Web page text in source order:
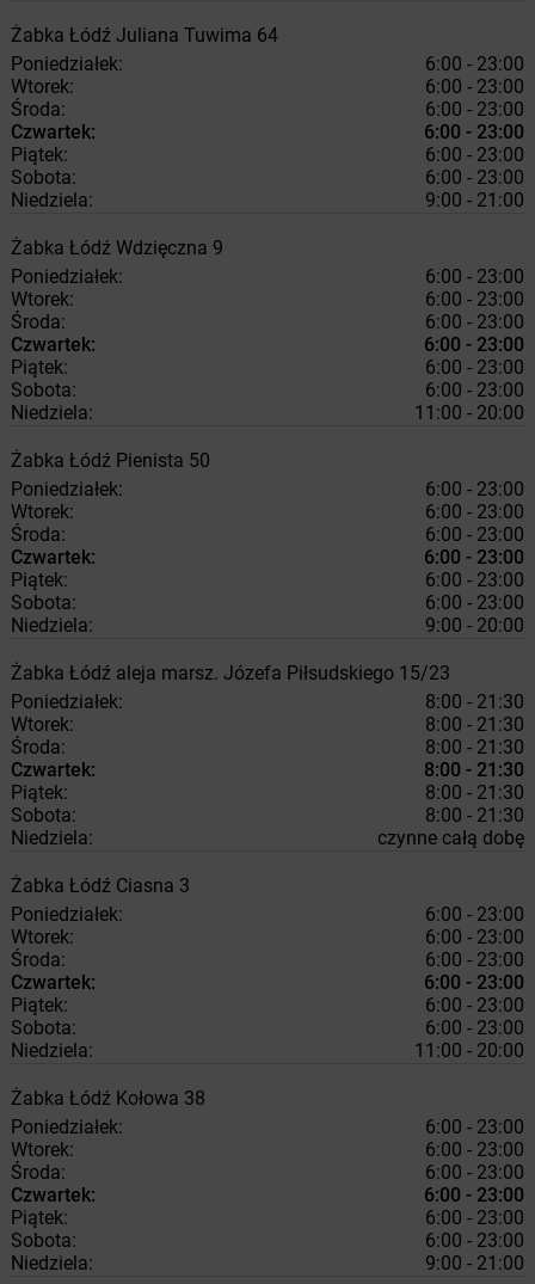
Żabka Łódź Juliana Tuwima 64
Poniedziałek:
6:00 - 23:00
Wtorek:
6:00 - 23:00
Środa:
6:00 - 23:00
Czwartek:
6:00 - 23:00
Piątek:
6:00 - 23:00
Sobota:
6:00 - 23:00
Niedziela:
9:00 - 21:00
Żabka Łódź Wdzięczna 9
Poniedziałek:
6:00 - 23:00
Wtorek:
6:00 - 23:00
Środa:
6:00 - 23:00
Czwartek:
6:00 - 23:00
Piątek:
6:00 - 23:00
Sobota:
6:00 - 23:00
Niedziela:
11:00 - 20:00
Żabka Łódź Pienista 50
Poniedziałek:
6:00 - 23:00
Wtorek:
6:00 - 23:00
Środa:
6:00 - 23:00
Czwartek:
6:00 - 23:00
Piątek:
6:00 - 23:00
Sobota:
6:00 - 23:00
Niedziela:
9:00 - 20:00
Żabka Łódź aleja marsz. Józefa Piłsudskiego 15/23
Poniedziałek:
8:00 - 21:30
Wtorek:
8:00 - 21:30
Środa:
8:00 - 21:30
Czwartek:
8:00 - 21:30
Piątek:
8:00 - 21:30
Sobota:
8:00 - 21:30
Niedziela:
czynne całą dobę
Żabka Łódź Ciasna 3
Poniedziałek:
6:00 - 23:00
Wtorek:
6:00 - 23:00
Środa:
6:00 - 23:00
Czwartek:
6:00 - 23:00
Piątek:
6:00 - 23:00
Sobota:
6:00 - 23:00
Niedziela:
11:00 - 20:00
Żabka Łódź Kołowa 38
Poniedziałek:
6:00 - 23:00
Wtorek:
6:00 - 23:00
Środa:
6:00 - 23:00
Czwartek:
6:00 - 23:00
Piątek:
6:00 - 23:00
Sobota:
6:00 - 23:00
Niedziela:
9:00 - 21:00